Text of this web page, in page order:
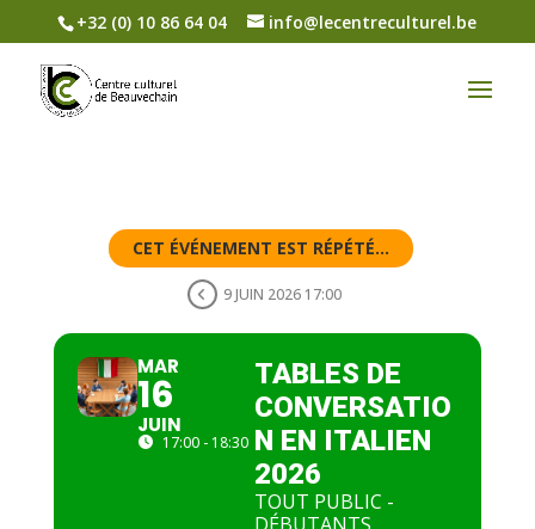
+32 (0) 10 86 64 04 info@lecentreculturel.be
CET ÉVÉNEMENT EST RÉPÉTÉ...
9 JUIN 2026 17:00
MAR
16
JUIN
17:00 - 18:30
TABLES DE
CONVERSATIO
N EN ITALIEN
2026
TOUT PUBLIC -